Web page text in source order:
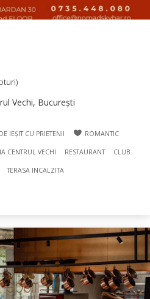
Vechi, București
DE IEȘIT CU PRIETENII ROMANTIC
CENTRUL VECHI RESTAURANT CLUB
TERASA INCALZITA